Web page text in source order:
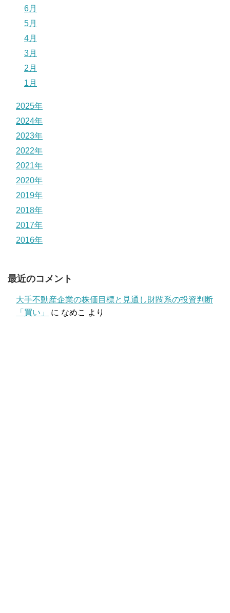
6月
5月
4月
3月
2月
1月
2025年
2024年
2023年
2022年
2021年
2020年
2019年
2018年
2017年
2016年
最近のコメント
大手不動産企業の株価目標と見通し財閥系の投資判断
「買い」
に なめこ より